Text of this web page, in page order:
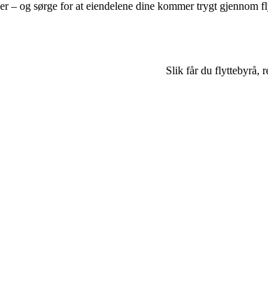
– og sørge for at eiendelene dine kommer trygt gjennom
Slik får du flyttebyrå,